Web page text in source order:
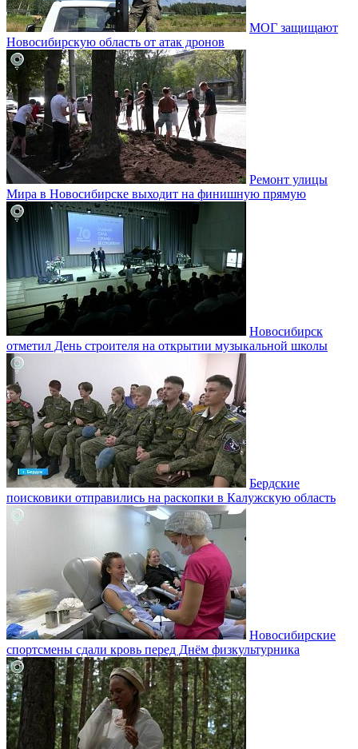
МОГ защищают
Новосибирскую область от атак дронов
Ремонт улицы
Мира в Новосибирске выходит на финишную прямую
Новосибирск
отметил День строителя на открытии музыкальной школы
Бердские
поисковики отправились на раскопки в Калужскую область
Новосибирские
спортсмены сдали кровь перед Днём физкультурника